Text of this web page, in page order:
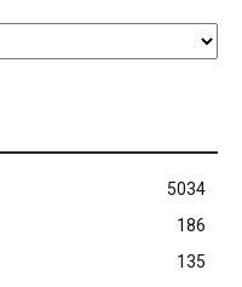
5034
186
135